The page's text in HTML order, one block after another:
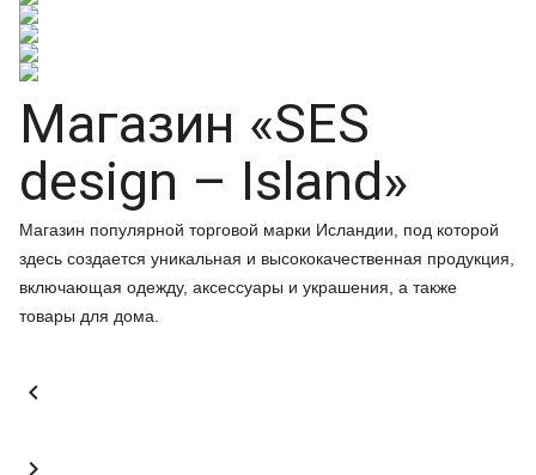
Магазин «SES
design – Island»
Магазин популярной торговой марки Исландии, под которой
здесь создается уникальная и высококачественная продукция,
включающая одежду, аксессуары и украшения, а также
товары для дома.

